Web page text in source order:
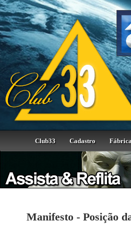
Club33 Cadastro
Manifesto - Posição